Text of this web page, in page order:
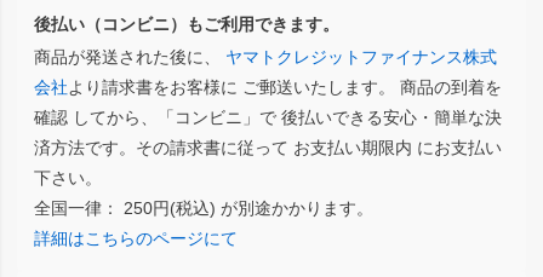
後払い（コンビニ）もご利用できます。
商品が発送された後に、 ヤマトクレジットファイナンス株式
会社より請求書をお客様に ご郵送いたします。 商品の到着を
確認 してから、「コンビニ」で 後払いできる安心・簡単な決
済方法です。その請求書に従って お支払い期限内 にお支払い
下さい。
全国一律： 250円(税込) が別途かかります。
詳細はこちらのページにて